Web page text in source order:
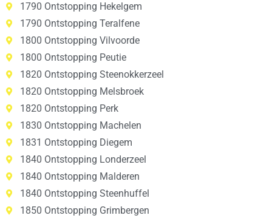
1790 Ontstopping Hekelgem
1790 Ontstopping Teralfene
1800 Ontstopping Vilvoorde
1800 Ontstopping Peutie
1820 Ontstopping Steenokkerzeel
1820 Ontstopping Melsbroek
1820 Ontstopping Perk
1830 Ontstopping Machelen
1831 Ontstopping Diegem
1840 Ontstopping Londerzeel
1840 Ontstopping Malderen
1840 Ontstopping Steenhuffel
1850 Ontstopping Grimbergen